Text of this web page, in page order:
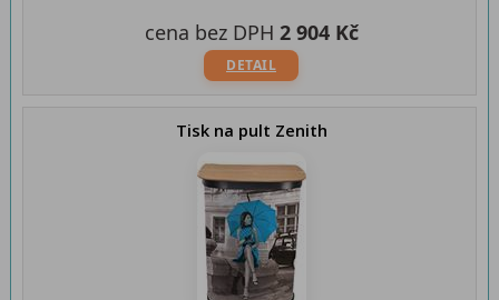
DETAIL
cena bez DPH 2 904 Kč
Tisk na pult Zenith